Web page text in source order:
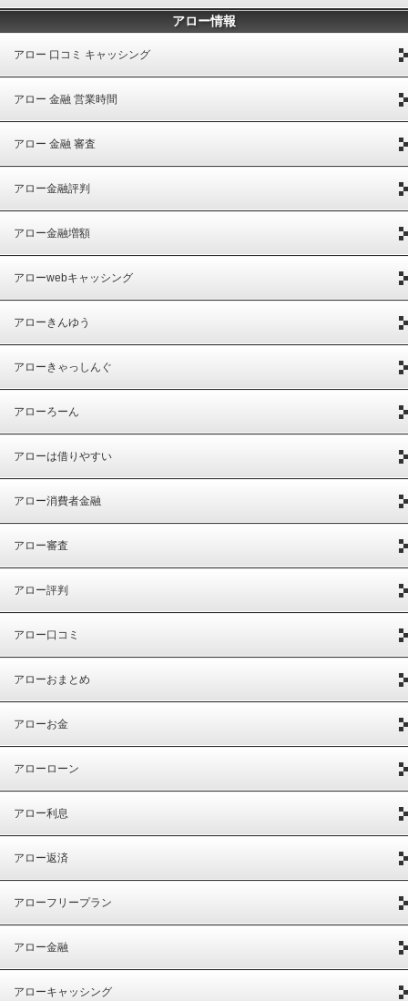
アロー情報
アロー 口コミ キャッシング
アロー 金融 営業時間
アロー 金融 審査
アロー金融評判
アロー金融増額
アローwebキャッシング
アローきんゆう
アローきゃっしんぐ
アローろーん
アローは借りやすい
アロー消費者金融
アロー審査
アロー評判
アロー口コミ
アローおまとめ
アローお金
アローローン
アロー利息
アロー返済
アローフリープラン
アロー金融
アローキャッシング